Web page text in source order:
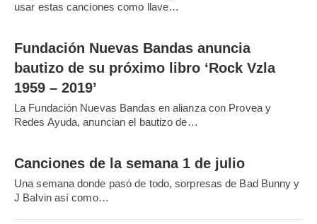
usar estas canciones como llave…
Fundación Nuevas Bandas anuncia
bautizo de su próximo libro ‘Rock Vzla
1959 – 2019’
La Fundación Nuevas Bandas en alianza con Provea y
Redes Ayuda, anuncian el bautizo de…
Canciones de la semana 1 de julio
Una semana donde pasó de todo, sorpresas de Bad Bunny y
J Balvin así como…